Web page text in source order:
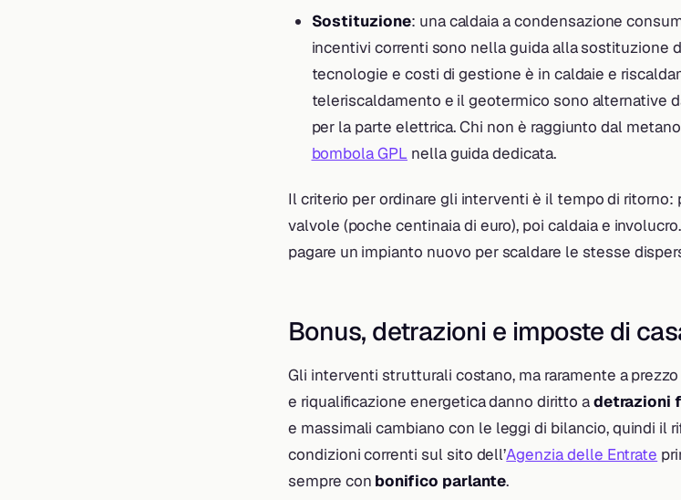
Sostituzione: una caldaia a condensazione
incentivi correnti sono nella guida alla sostituzione
tecnologie e costi di gestione è in caldaie e
teleriscaldamento e il geotermico sono alternative
per la parte elettrica. Chi non è raggiunto dal
bombola GPL nella guida dedicata.
Il criterio per ordinare gli interventi è il tempo di ritorno:
valvole (poche centinaia di euro), poi caldaia e
pagare un impianto nuovo per scaldare le stesse
Bonus, detrazioni e imposte di
Gli interventi strutturali costano, ma raramente a
e riqualificazione energetica danno diritto adetrazioni
e massimali cambiano con le leggi di bilancio, quindi il
condizioni correnti sul sito dell’Agenzia delle Entrate
sempre con bonifico parlante.